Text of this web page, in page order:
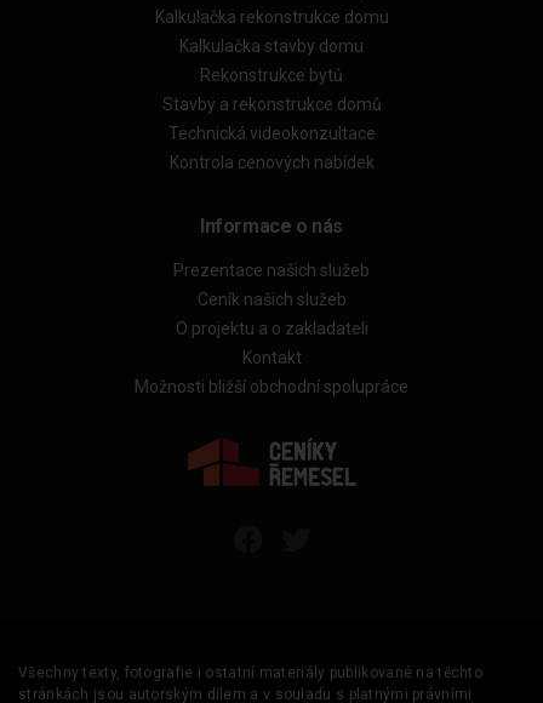
Kalkulačka rekonstrukce domu
Kalkulačka stavby domu
Rekonstrukce bytů
Stavby a rekonstrukce domů
Technická videokonzultace
Kontrola cenových nabídek
Informace o nás
Prezentace našich služeb
Ceník našich služeb
O projektu a o zakladateli
Kontakt
Možnosti bližší obchodní spolupráce
Všechny texty, fotografie i ostatní materiály publikované na těchto
stránkách jsou autorským dílem a v souladu s platnými právními